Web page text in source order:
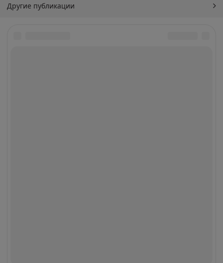
Другие публикации